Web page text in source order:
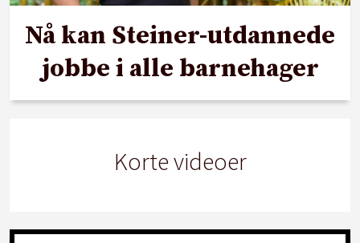
Nå kan Steiner-utdannede
jobbe i alle barnehager
Korte videoer